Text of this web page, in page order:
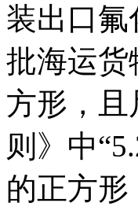
装出口
批海运货
方形，且
则》中
的正方形